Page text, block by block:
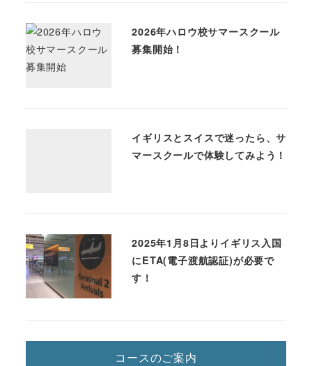
2026年ハロウ校サマースクール
募集開始！
イギリスとスイスで迷ったら、サ
マースクールで体験してみよう！
2025年1月8日よりイギリス入国
にETA(電子渡航認証)が必要で
す！
コースのご案内